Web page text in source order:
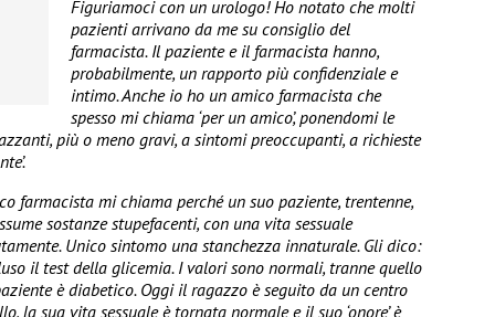
Figuriamoci con un urologo! Ho notato che molti
pazienti arrivano da me su consiglio del
farmacista. Il paziente e il farmacista hanno,
probabilmente, un rapporto più confidenziale e
intimo. Anche io ho un amico farmacista che
spesso mi chiama ‘per un amico’, ponendomi le
più o meno gravi, a sintomi preoccupanti, a richieste
farmacista mi chiama perché un suo paziente, trentenne,
sostanze stupefacenti, con una vita sessuale
Unico sintomo una stanchezza innaturale. Gli dico:
il test della glicemia. I valori sono normali, tranne quello
è diabetico. Oggi il ragazzo è seguito da un centro
la sua vita sessuale è tornata normale e il suo ‘onore’ è